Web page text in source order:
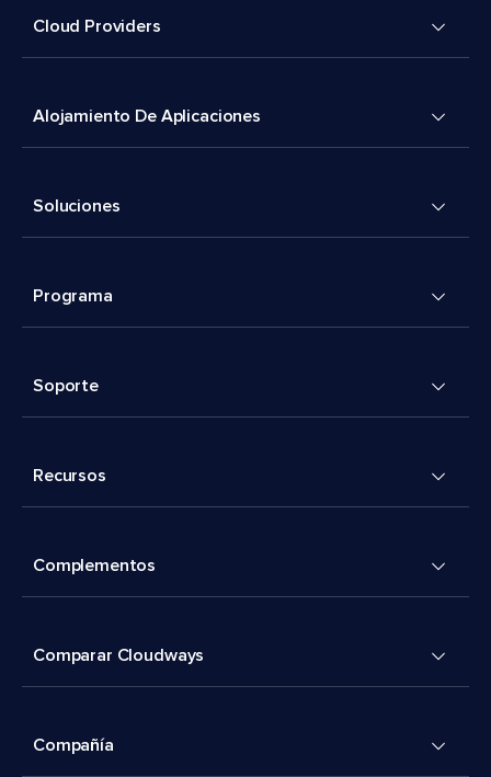
Cloud Providers
Alojamiento De Aplicaciones
Soluciones
Programa
Soporte
Recursos
Complementos
Comparar Cloudways
Compañía